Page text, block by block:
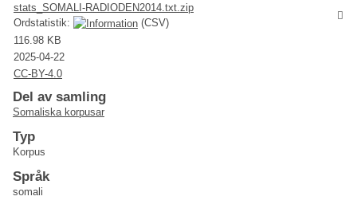
stats_SOMALI-RADIODEN2014.txt.zip
Ordstatistik:
(CSV)
116.98 KB
2025-04-22
CC-BY-4.0
Del av samling
Somaliska korpusar
Typ
Korpus
Språk
somali